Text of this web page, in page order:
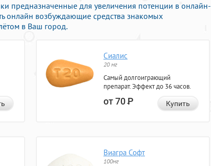
предназначенные для увеличения потенции в онлайн-
онлайн возбуждающие средства знакомых
в Ваш город.
Сиалис
20 мг
Самый долгоиграющий
препарат. Эффект до 36 часов.
от 70Р Купить
Виагра Софт
100мг